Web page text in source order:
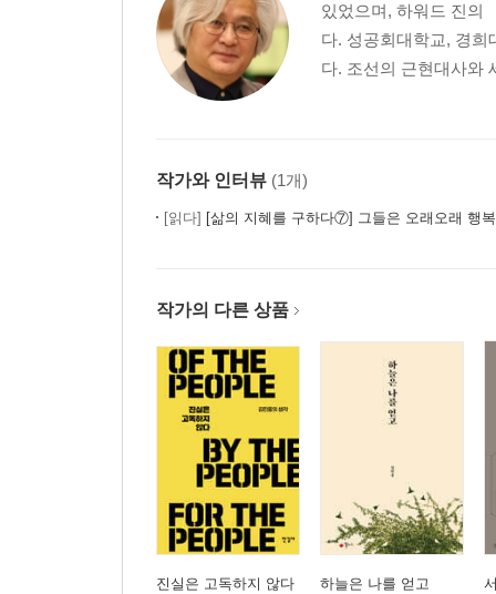
109 국회의 자가당착
112 친일세력의 방해공작
118 반민특위 요원 암살음모
124 반민특위에 대한 습격: 6·6사건
153 반민 공판의 준비
156 검거 제1호 박흥식
175 자칭 애국자 이종형
186 악질 고등경시 김태석
194 참회의 나날을 보낸 김연수
196 「나의 고백」 쓴 이광수
199 최남선의 자열서
211 수배 중에 활보하던 노덕술
215 부록
있었으며, 하워드 진의
다. 성공회대학교, 경희
다. 조선의 근현대사와
작가와 인터뷰 (1개)
[읽다] [삶의 지혜를 구하다⑦] 그들은 오래오래 행복했을까요? 꼼꼼히 읽으면 비밀
작가의 다른 상품
진실은 고독하지 않다 하늘은 나를 얻고